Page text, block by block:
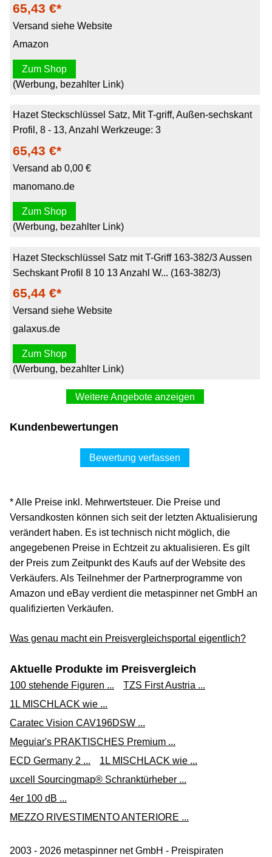
65,43 €*
Versand siehe Website
Amazon
Zum Shop
(Werbung, bezahlter Link)
Hazet Steckschlüssel Satz, Mit T-griff, Außen-sechskant
Profil, 8 - 13, Anzahl Werkzeuge: 3
65,43 €*
Versand ab 0,00 €
manomano.de
Zum Shop
(Werbung, bezahlter Link)
Hazet Steckschlüssel Satz mit T-Griff 163-382/3 Aussen
Sechskant Profil 8 10 13 Anzahl W... (163-382/3)
65,44 €*
Versand siehe Website
galaxus.de
Zum Shop
(Werbung, bezahlter Link)
Weitere Angebote anzeigen
Außen-Sechskant
65,99 €*
Versand siehe Website
Zum Shop
(Werbung, bezahlter Link)
Hazet Steckschlüssel Satz, mit T-Griff 163-382/3, Außen
Sechskant, 3-tlg., 8, 10, 13 p1169530
69,56 €*
Versand ab 0,00 €
(Werbung, bezahlter Link)
HAZET Steckschlüssel-Satz mit T-Griff Einlage 3-teilig -
64,79 €*
(Werbung, bezahlter Link)
Kundenbewertungen
Bewertung verfassen
* Alle Preise inkl. Mehrwertsteuer. Die Preise und
Versandkosten können sich seit der letzten Aktualisierung
verändert haben. Es ist technisch nicht möglich, die
angegebenen Preise in Echtzeit zu aktualisieren. Es gilt
der Preis zum Zeitpunkt des Kaufs auf der Website des
Verkäufers. Als Teilnehmer der Partnerprogramme von
Amazon und eBay verdient die metaspinner net GmbH an
qualifizierten Verkäufen.
Was genau macht ein Preisvergleichsportal eigentlich?
Aktuelle Produkte im Preisvergleich
100 stehende Figuren ...
TZS First Austria ...
1L MISCHLACK wie ...
Caratec Vision CAV196DSW ...
Meguiar's PRAKTISCHES Premium ...
ECD Germany 2 ...
1L MISCHLACK wie ...
uxcell Sourcingmap® Schranktürheber ...
4er 100 dB ...
MEZZO RIVESTIMENTO ANTERIORE ...
2003 - 2026 metaspinner net GmbH - Preispiraten